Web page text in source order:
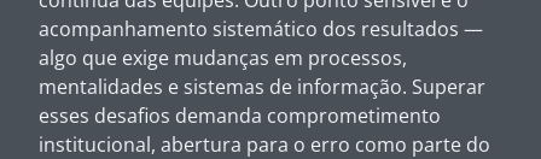
acompanhamento sistemático dos resultados —
algo que exige mudanças em processos,
mentalidades e sistemas de informação. Superar
esses desafios demanda comprometimento
institucional, abertura para o erro como parte do